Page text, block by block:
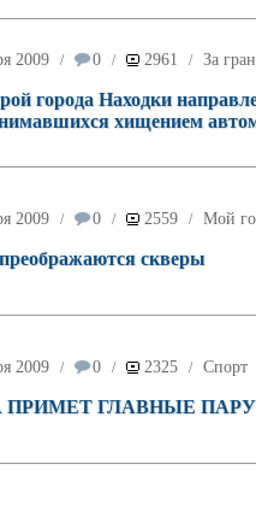
2009 / 0 / 2961 / За
города Находки
хищением
2009 / 0 / 2559 / Мой
скверы
2009 / 0 / 2325 / Спорт
ПРИМЕТ ГЛАВНЫЕ